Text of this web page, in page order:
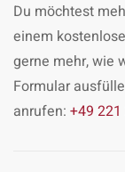
Du möchtest
einem
gerne mehr, wie
Formular
anrufen: +49